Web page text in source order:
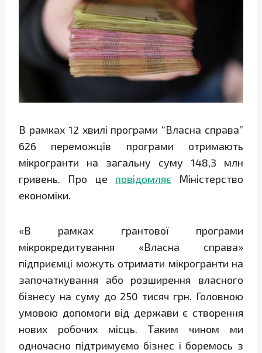
В рамках 12 хвилі програми “Власна справа”
626 переможців програми отримають
мікрогранти на загальну суму 148,3 млн
гривень. Про це повідомляєМіністерство
економіки.
«В рамках грантової програми
мікрокредитування «Власна справа»
підприємці можуть отримати мікрогранти на
започаткування або розширення власного
бізнесу на суму до 250 тисяч грн. Головною
умовою допомоги від держави є створення
нових робочих місць. Таким чином ми
одночасно підтримуємо бізнес і боремось з